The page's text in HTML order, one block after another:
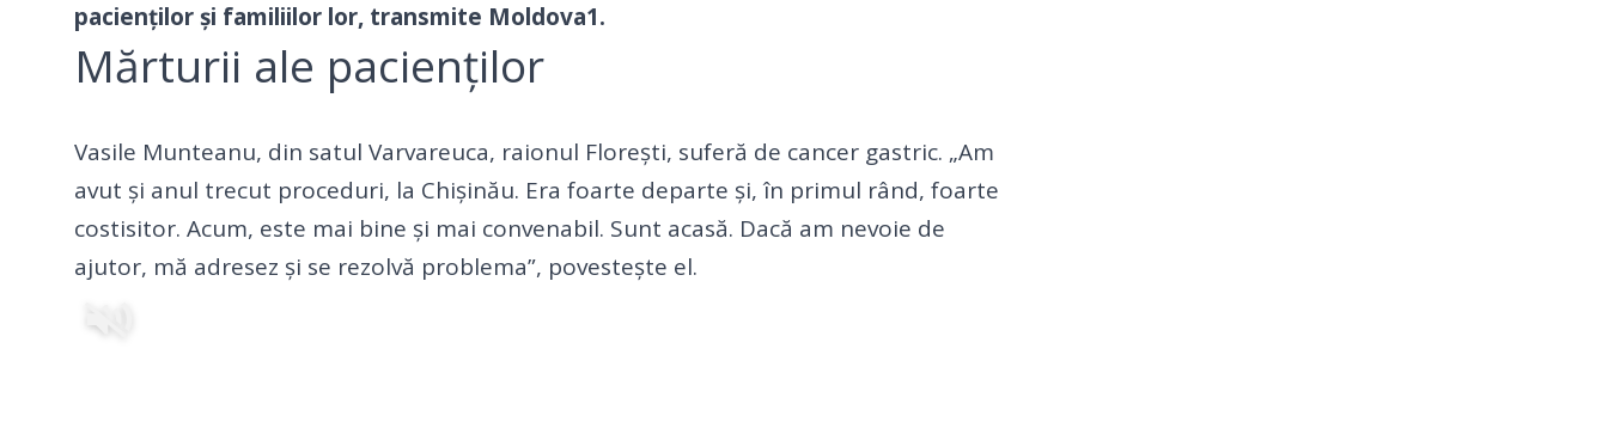
pacienților și familiilor lor, transmite Moldova1.
Mărturii ale pacienților
Vasile Munteanu, din satul Varvareuca, raionul Florești, suferă de cancer gastric. „Am
avut și anul trecut proceduri, la Chișinău. Era foarte departe și, în primul rând, foarte
costisitor. Acum, este mai bine și mai convenabil. Sunt acasă. Dacă am nevoie de
ajutor, mă adresez și se rezolvă problema”, povestește el.